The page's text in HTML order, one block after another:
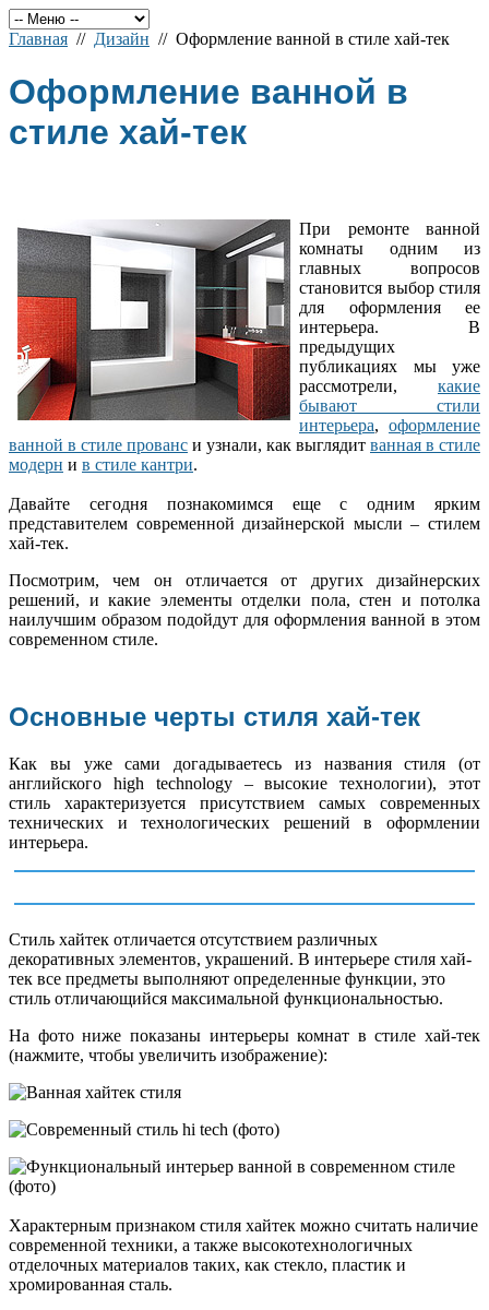
Главная // Дизайн // Оформление ванной в стиле хай-тек
Оформление ванной в
стиле хай-тек
При ремонте ванной
комнаты одним из
главных вопросов
становится выбор стиля
для оформления ее
интерьера. В
предыдущих
публикациях мы уже
рассмотрели, какие
бывают стили
интерьера, оформление
ванной в стиле прованс и узнали, как выглядит ванная в стиле
модерн и в стиле кантри.
Давайте сегодня познакомимся еще с одним ярким
представителем современной дизайнерской мысли – стилем
хай-тек.
Посмотрим, чем он отличается от других дизайнерских
решений, и какие элементы отделки пола, стен и потолка
наилучшим образом подойдут для оформления ванной в этом
современном стиле.
Основные черты стиля хай-тек
Как вы уже сами догадываетесь из названия стиля (от
английского high technology – высокие технологии), этот
стиль характеризуется присутствием самых современных
технических и технологических решений в оформлении
интерьера.
Стиль хайтек отличается отсутствием различных
декоративных элементов, украшений. В интерьере стиля хай-
тек все предметы выполняют определенные функции, это
стиль отличающийся максимальной функциональностью.
На фото ниже показаны интерьеры комнат в стиле хай-тек
(нажмите, чтобы увеличить изображение):
Характерным признаком стиля хайтек можно считать наличие
современной техники, а также высокотехнологичных
отделочных материалов таких, как стекло, пластик и
хромированная сталь.